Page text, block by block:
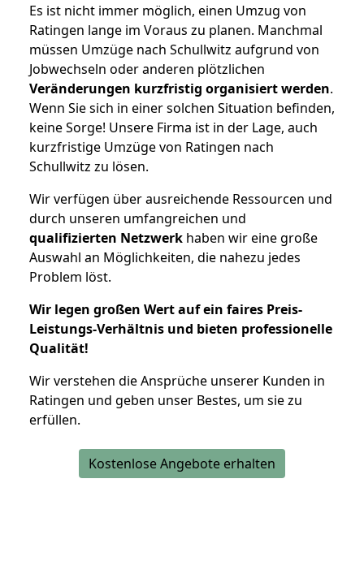
Es ist nicht immer möglich, einen Umzug von
Ratingen lange im Voraus zu planen. Manchmal
müssen Umzüge nach Schullwitz aufgrund von
Jobwechseln oder anderen plötzlichen
Veränderungen kurzfristig organisiert werden.
Wenn Sie sich in einer solchen Situation befinden,
keine Sorge! Unsere Firma ist in der Lage, auch
kurzfristige Umzüge von Ratingen nach
Schullwitz zu lösen.
Wir verfügen über ausreichende Ressourcen und
durch unseren umfangreichen und
qualifizierten Netzwerk haben wir eine große
Auswahl an Möglichkeiten, die nahezu jedes
Problem löst.
Wir legen großen Wert auf ein faires Preis-
Leistungs-Verhältnis und bieten professionelle
Qualität!
Wir verstehen die Ansprüche unserer Kunden in
Ratingen und geben unser Bestes, um sie zu
erfüllen.
Kostenlose Angebote erhalten